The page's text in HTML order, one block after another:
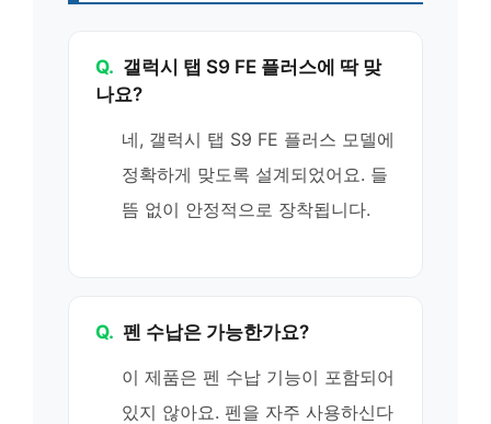
Q. 갤럭시 탭 S9 FE 플러스에 딱 맞
나요?
네, 갤럭시 탭 S9 FE 플러스 모델에
정확하게 맞도록 설계되었어요. 들
뜸 없이 안정적으로 장착됩니다.
Q. 펜 수납은 가능한가요?
이 제품은 펜 수납 기능이 포함되어
있지 않아요. 펜을 자주 사용하신다